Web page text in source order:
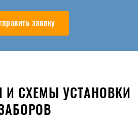
заявку
И СХЕМЫ УСТАНОВКИ